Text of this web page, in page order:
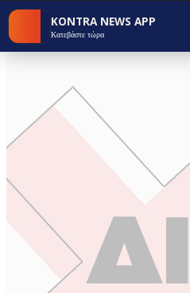
KONTRA NEWS APP
Κατεβάστε τώρα